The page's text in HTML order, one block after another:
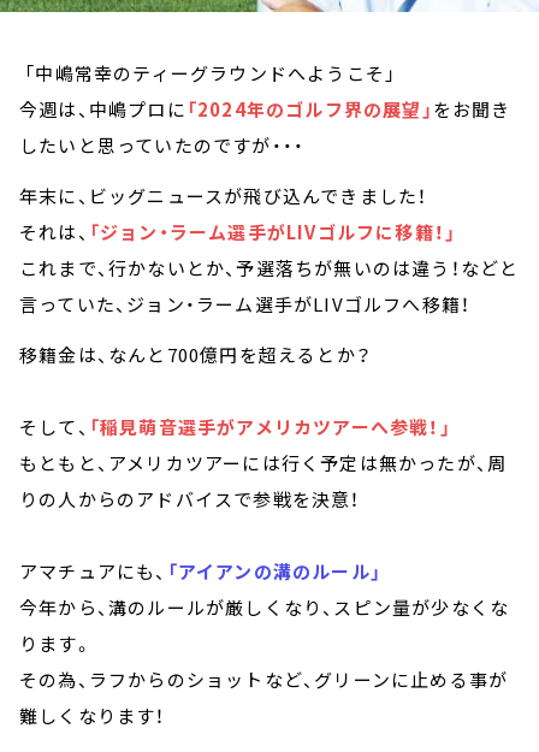
「中嶋常幸のティーグラウンドへようこそ」
今週は、中嶋プロに 「2024年のゴルフ界の展望」をお聞き
したいと思っていたのですが・・・
年末に、ビッグニュースが飛び込んできました！
それは、 「ジョン・ラーム選手がLIVゴルフに移籍！」
これまで、行かないとか、予選落ちが無いのは違う！などと
言っていた、ジョン・ラーム選手がLIVゴルフへ移籍！
移籍金は、なんと700億円を超えるとか？
そして、 「稲見萌音選手がアメリカツアーへ参戦！」
もともと、アメリカツアーには行く予定は無かったが、周
りの人からのアドバイスで参戦を決意！
アマチュアにも、 「アイアンの溝のルール」
今年から、溝のルールが厳しくなり、スピン量が少なくな
ります。
その為、ラフからのショットなど、グリーンに止める事が
難しくなります！